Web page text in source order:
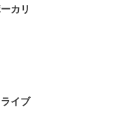
カリ
イブ